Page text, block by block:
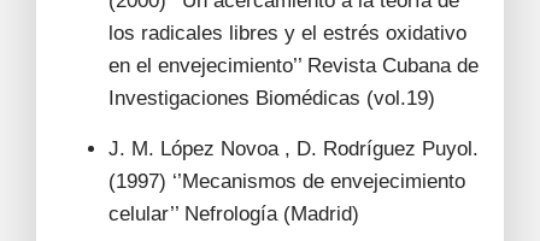
los radicales libres y el estrés oxidativo
en el envejecimiento’’ Revista Cubana de
Investigaciones Biomédicas (vol.19)
J. M. López Novoa , D. Rodríguez Puyol.
(1997) ‘’Mecanismos de envejecimiento
celular’’ Nefrología (Madrid)